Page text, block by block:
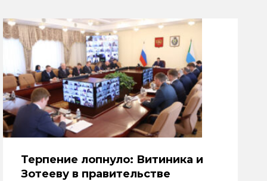
Терпение лопнуло: Витиника и
Зотееву в правительстве